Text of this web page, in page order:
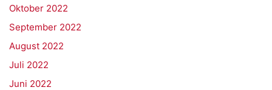
Oktober 2022
September 2022
August 2022
Juli 2022
Juni 2022